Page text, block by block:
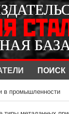
ПОИСК
в промышленности